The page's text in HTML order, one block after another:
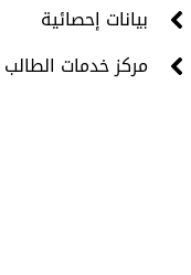
بيانات إحصائية
مركز خدمات